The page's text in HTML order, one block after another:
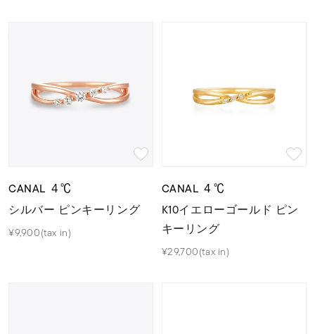
CANAL ４℃
シルバー ピンキーリング
¥9,900(tax in)
CANAL ４℃
K10イエローゴールド ピン
キーリング
¥29,700(tax in)